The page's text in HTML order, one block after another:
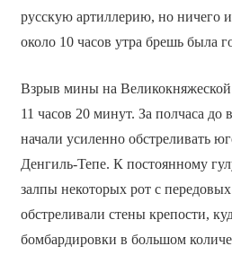
русскую артиллерию, но ничего
около 10 часов утра брешь была
Взрыв мины на
11 часов 20 минут. За полчаса до
начали усиленно обстреливать
Денгиль-Тепе. К постоянному
залпы некоторых рот с
обстреливали стены крепости,
бомбардировки в большом